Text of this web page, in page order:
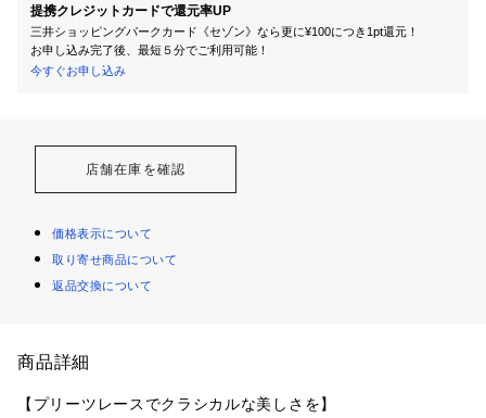
提携クレジットカードで還元率UP
三井ショッピングパークカード《セゾン》なら更に¥100につき1pt還元！
お申し込み完了後、最短５分でご利用可能！
今すぐお申し込み
店舗在庫を確認
価格表示について
取り寄せ商品について
返品交換について
商品詳細
【プリーツレースでクラシカルな美しさを】